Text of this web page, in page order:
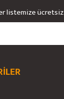
listemize